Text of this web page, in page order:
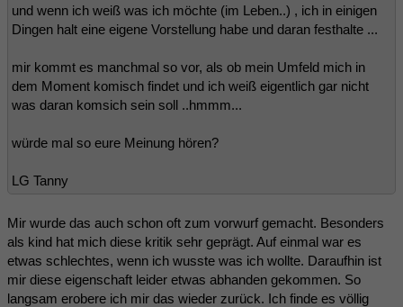
und wenn ich weiß was ich möchte (im Leben..) , ich in einigen
Dingen halt eine eigene Vorstellung habe und daran festhalte ...
mir kommt es manchmal so vor, als ob mein Umfeld mich in
dem Moment komisch findet und ich weiß eigentlich gar nicht
was daran komsich sein soll ..hmmm...
würde mal so eure Meinung hören?
LG Tanny
Mir wurde das auch schon oft zum vorwurf gemacht. Besonders
als kind hat mich diese kritik sehr geprägt. Auf einmal war es
etwas schlechtes, wenn ich wusste was ich wollte. Daraufhin ist
mir diese eigenschaft leider etwas abhanden gekommen. So
langsam erobere ich mir das wieder zurück. Ich finde es völlig